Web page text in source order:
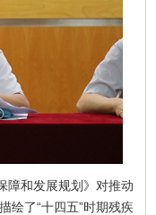
和发展规划》对推动
绘了“十四五”时期残疾